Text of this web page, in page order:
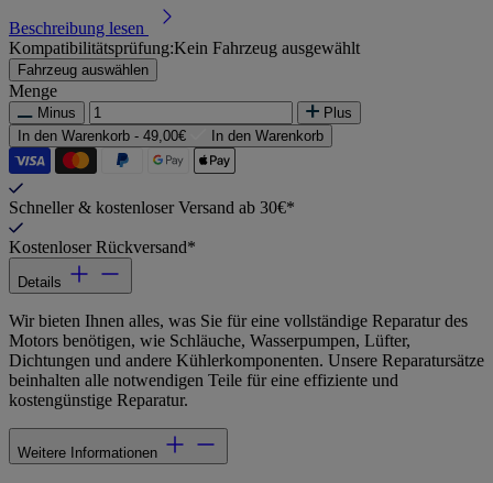
Beschreibung lesen
Kompatibilitätsprüfung:Kein Fahrzeug ausgewählt
Fahrzeug auswählen
Menge
Minus
Plus
In den Warenkorb - 49,00€ In den Warenkorb
Schneller & kostenloser Versand ab 30€*
Kostenloser Rückversand*
Details
Wir bieten Ihnen alles, was Sie für eine vollständige Reparatur des
Motors benötigen, wie Schläuche, Wasserpumpen, Lüfter,
Dichtungen und andere Kühlerkomponenten. Unsere Reparatursätze
beinhalten alle notwendigen Teile für eine effiziente und
kostengünstige Reparatur.
Weitere Informationen